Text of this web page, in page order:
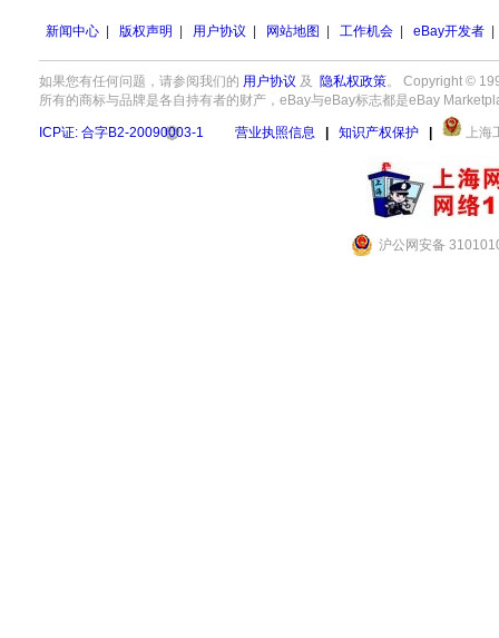
新闻中心 版权声明 用户协议 网站地图 工作机会 eBay开发者
如果您有任何问题，请参阅我们的 用户协议 及 隐私权政策。 Copyright ©
所有的商标与品牌是各自持有者的财产，eBay与eBay标志都是eBay
ICP证: 合字B2-20090003-1 营业执照信息 知识产权保护 上海
沪公网安备